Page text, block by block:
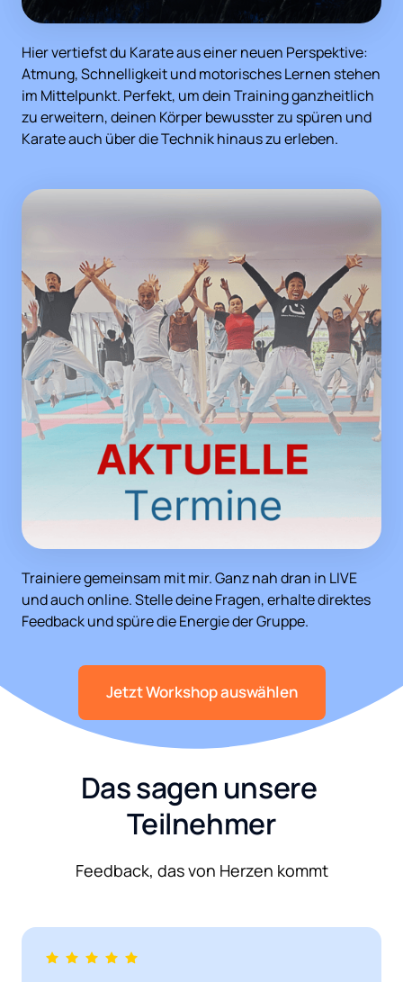
Hier vertiefst du Karate aus einer neuen Perspektive:
Atmung, Schnelligkeit und motorisches Lernen stehen
im Mittelpunkt. Perfekt, um dein Training ganzheitlich
zu erweitern, deinen Körper bewusster zu spüren und
Karate auch über die Technik hinaus zu erleben.
Trainiere gemeinsam mit mir. Ganz nah dran in LIVE
und auch online. Stelle deine Fragen, erhalte direktes
Feedback und spüre die Energie der Gruppe.
Jetzt Workshop auswählen
Das sagen unsere
Teilnehmer
Feedback, das von Herzen kommt